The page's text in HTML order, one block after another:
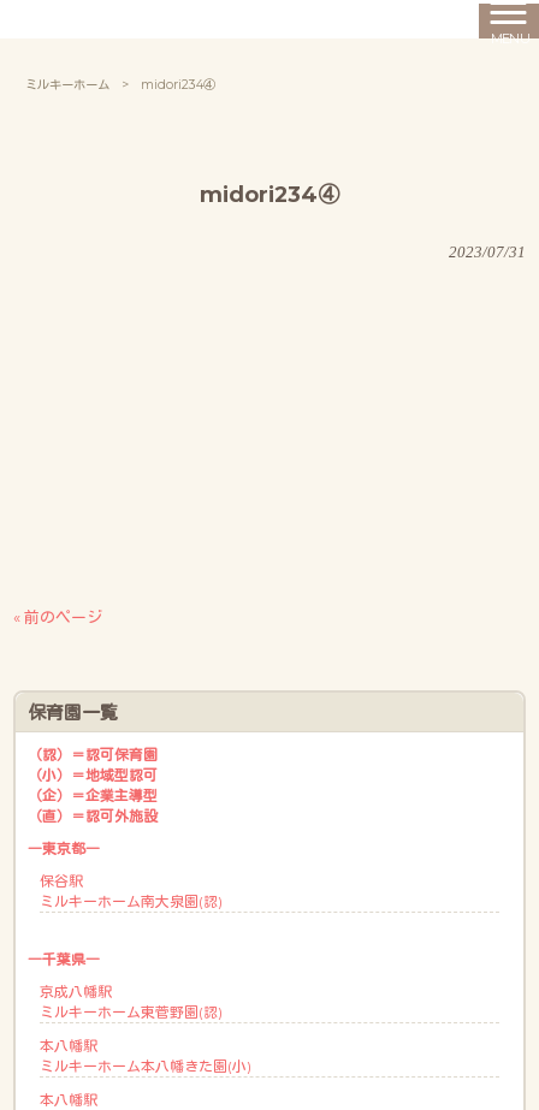
MENU
ミルキーホーム > midori234④
midori234④
2023/07/31
« 前のページ
保育園一覧
（認）＝認可保育園
（小）＝地域型認可
（企）＝企業主導型
（直）＝認可外施設
―東京都―
保谷駅
ミルキーホーム南大泉園(認)
―千葉県―
京成八幡駅
ミルキーホーム東菅野園(認)
本八幡駅
ミルキーホーム本八幡きた園(小)
本八幡駅